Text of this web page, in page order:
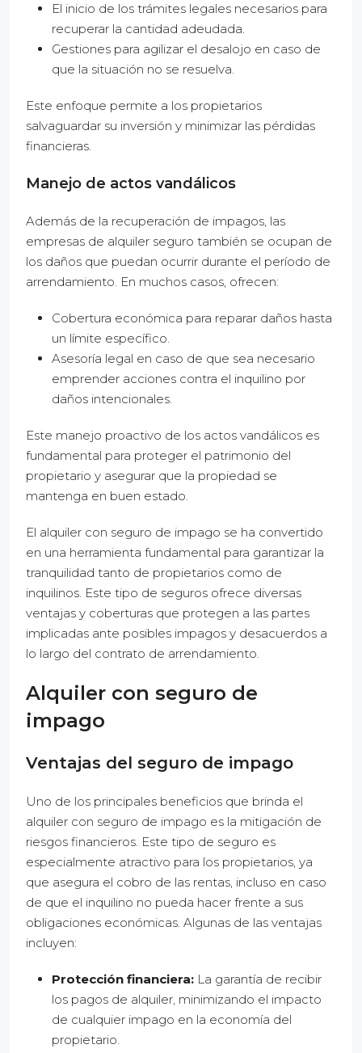
El inicio de los trámites legales necesarios para
recuperar la cantidad adeudada.
Gestiones para agilizar el desalojo en caso de
que la situación no se resuelva.
Este enfoque permite a los propietarios
salvaguardar su inversión y minimizar las pérdidas
financieras.
Manejo de actos vandálicos
Además de la recuperación de impagos, las
empresas de alquiler seguro también se ocupan de
los daños que puedan ocurrir durante el período de
arrendamiento. En muchos casos, ofrecen:
Cobertura económica para reparar daños hasta
un límite específico.
Asesoría legal en caso de que sea necesario
emprender acciones contra el inquilino por
daños intencionales.
Este manejo proactivo de los actos vandálicos es
fundamental para proteger el patrimonio del
propietario y asegurar que la propiedad se
mantenga en buen estado.
El alquiler con seguro de impago se ha convertido
en una herramienta fundamental para garantizar la
tranquilidad tanto de propietarios como de
inquilinos. Este tipo de seguros ofrece diversas
ventajas y coberturas que protegen a las partes
implicadas ante posibles impagos y desacuerdos a
lo largo del contrato de arrendamiento.
Alquiler con seguro de
impago
Ventajas del seguro de impago
Uno de los principales beneficios que brinda el
alquiler con seguro de impago es la mitigación de
riesgos financieros. Este tipo de seguro es
especialmente atractivo para los propietarios, ya
que asegura el cobro de las rentas, incluso en caso
de que el inquilino no pueda hacer frente a sus
obligaciones económicas. Algunas de las ventajas
incluyen:
Protección financiera: La garantía de recibir
los pagos de alquiler, minimizando el impacto
de cualquier impago en la economía del
propietario.